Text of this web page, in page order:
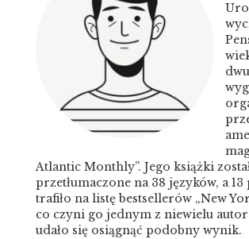
Atlantic Monthly”. Jego książki
przetłumaczone na 38 języków, a 13
trafiło na listę bestsellerów „New
co czyni go jednym z niewielu
udało się osiągnąć podobny wynik.